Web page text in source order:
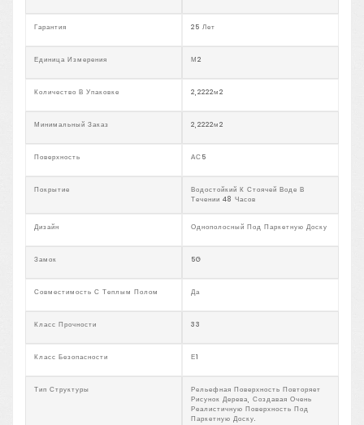
Гарантия 25 Лет
Единица Измерения М2
Количество В Упаковке 2,2222м2
Минимальный Заказ 2,2222м2
Поверхность АС5
Покрытие
Водостойкий К Стоячей Воде В
Течении 48 Часов
Дизайн Однополосный Под Паркетную Доску
Замок 5G
Совместимость С Теплым Полом Да
Класс Прочности 33
Класс Безопасности Е1
Тип Структуры
Рельефная Поверхность Повторяет
Рисунок Дерева, Создавая Очень
Реалистичную Поверхность Под
Паркетную Доску.